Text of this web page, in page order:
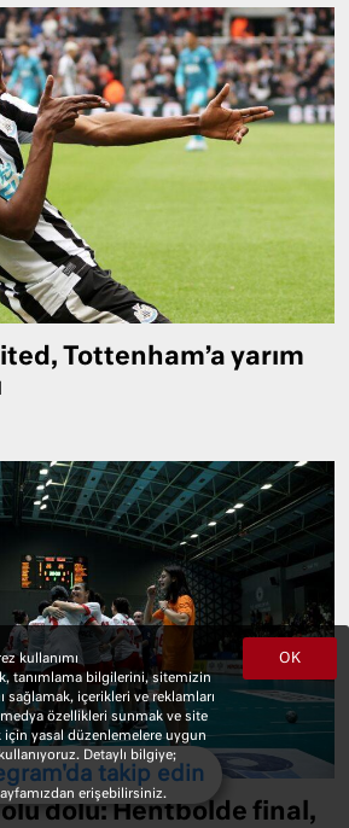
Tottenham’a yarım
dolu: Hentbolde final,
OK
kullanımı
tanımlama bilgilerini, sitemizin
sağlamak, içerikleri ve reklamları
özellikleri sunmak ve site
yasal düzenlemelere uygun
Detaylı bilgiye;
erişebilirsiniz.
takip edin